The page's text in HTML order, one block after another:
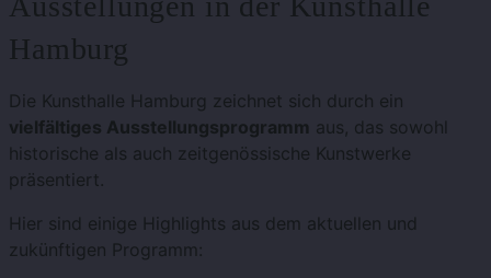
Hamburg
Die Kunsthalle Hamburg zeichnet sich durch ein
vielfältiges Ausstellungsprogramm aus, das sowohl
historische als auch zeitgenössische Kunstwerke
präsentiert.
Hier sind einige Highlights aus dem aktuellen und
zukünftigen Programm: